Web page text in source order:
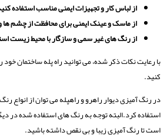
از لباس کار و تجهیزات ایمنی مناسب استفاده
از ماسک و عینک ایمنی برای محافظت از چشم ها
از رنگ های غیر سمی و سازگار با محیط زیست
با رعایت نکات ذکر شده، می توانید راه پله ساختمان خود
کنید.
در رنگ آمیزی دیوار راهرو و راهپله می توان از انواع
استفاده کرد.البته توجه به رنگ های استفاده شده در
است تا رنگ آمیزی زیبا و بی نقص داشته باشید.